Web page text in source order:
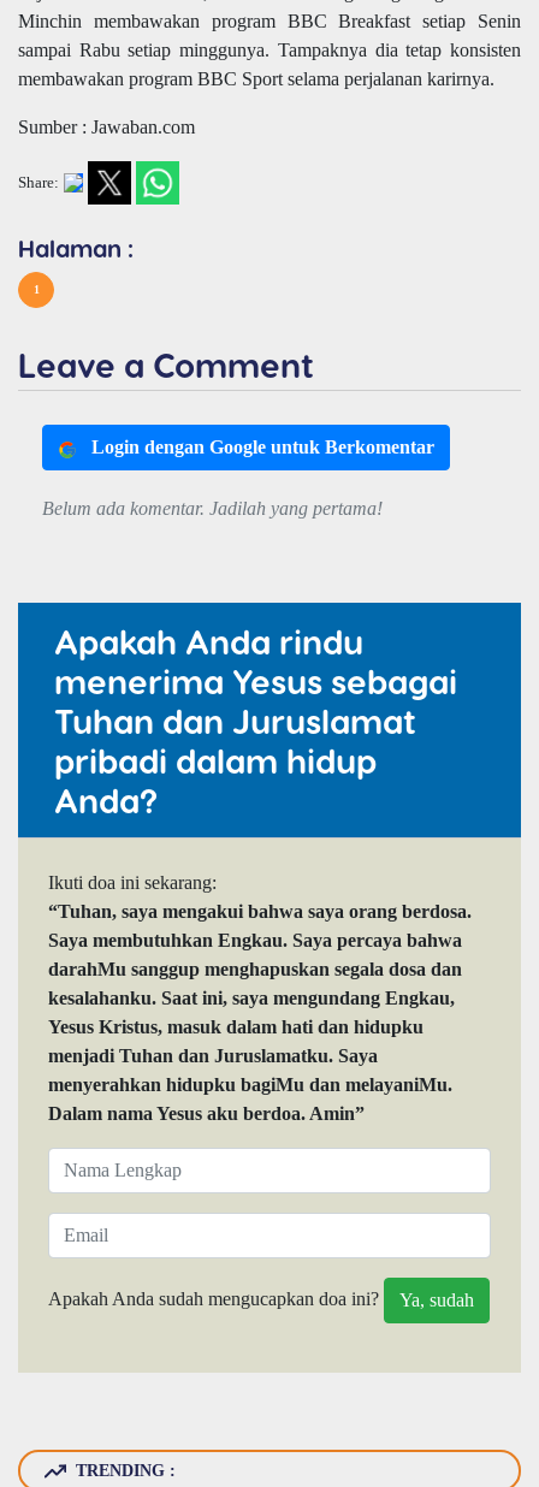
Minchin membawakan program BBC Breakfast setiap Senin
sampai Rabu setiap minggunya. Tampaknya dia tetap konsisten
membawakan program BBC Sport selama perjalanan karirnya.
Sumber : Jawaban.com
Share:
Halaman :
1
Leave a Comment
Login dengan Google untuk Berkomentar
Belum ada komentar. Jadilah yang pertama!
Apakah Anda rindu
menerima Yesus sebagai
Tuhan dan Juruslamat
pribadi dalam hidup
Anda?
Ikuti doa ini sekarang:
“Tuhan, saya mengakui bahwa saya orang berdosa.
Saya membutuhkan Engkau. Saya percaya bahwa
darahMu sanggup menghapuskan segala dosa dan
kesalahanku. Saat ini, saya mengundang Engkau,
Yesus Kristus, masuk dalam hati dan hidupku
menjadi Tuhan dan Juruslamatku. Saya
menyerahkan hidupku bagiMu dan melayaniMu.
Dalam nama Yesus aku berdoa. Amin”
Apakah Anda sudah mengucapkan doa ini?
TRENDING :